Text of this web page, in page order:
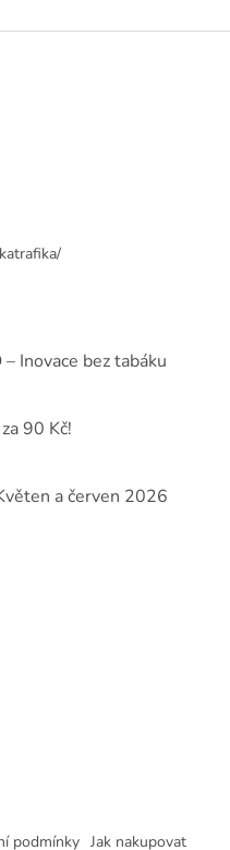
Inovace bez tabáku
90 Kč!
a červen 2026
podmínky Jak nakupovat